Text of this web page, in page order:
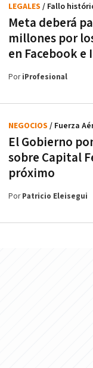
Meta deberá
millones por
en Facebook e
LEGALES / Fallo
PoriProfesional
El Gobierno
sobre Capital
próximo
NEGOCIOS / Fuerza
PorPatricio Eleisegui